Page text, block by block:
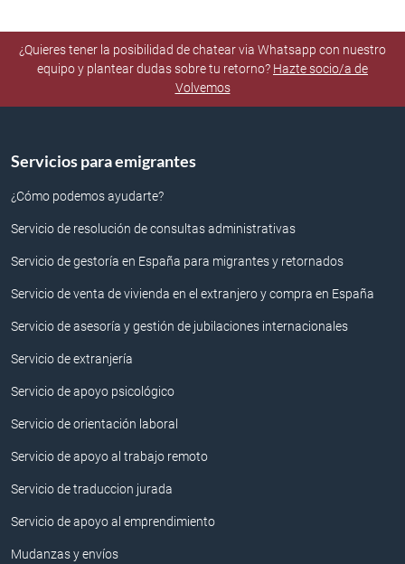
¿Quieres tener la posibilidad de chatear via Whatsapp con nuestro
equipo y plantear dudas sobre tu retorno? Hazte socio/a de
Volvemos
Servicios para emigrantes
¿Cómo podemos ayudarte?
Servicio de resolución de consultas administrativas
Servicio de gestoría en España para migrantes y retornados
Servicio de venta de vivienda en el extranjero y compra en España
Servicio de asesoría y gestión de jubilaciones internacionales
Servicio de extranjería
Servicio de apoyo psicológico
Servicio de orientación laboral
Servicio de apoyo al trabajo remoto
Servicio de traduccion jurada
Servicio de apoyo al emprendimiento
Mudanzas y envíos